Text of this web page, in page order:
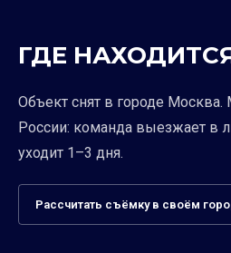
ГДЕ
Объект снят в городе
России: команда выезжает в
уходит 1–3 дня.
Рассчитать съёмку в своём